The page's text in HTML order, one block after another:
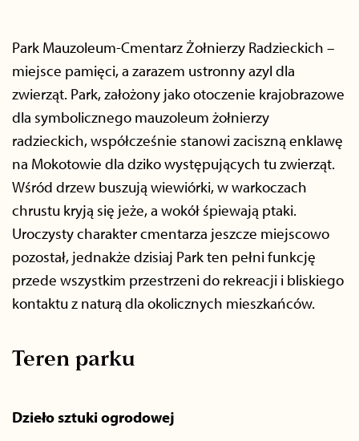
Park Mauzoleum-Cmentarz Żołnierzy Radzieckich –
miejsce pamięci, a zarazem ustronny azyl dla
zwierząt. Park, założony jako otoczenie krajobrazowe
dla symbolicznego mauzoleum żołnierzy
radzieckich, współcześnie stanowi zaciszną enklawę
na Mokotowie dla dziko występujących tu zwierząt.
Wśród drzew buszują wiewiórki, w warkoczach
chrustu kryją się jeże, a wokół śpiewają ptaki.
Uroczysty charakter cmentarza jeszcze miejscowo
pozostał, jednakże dzisiaj Park ten pełni funkcję
przede wszystkim przestrzeni do rekreacji i bliskiego
kontaktu z naturą dla okolicznych mieszkańców.
Teren parku
Dzieło sztuki ogrodowej